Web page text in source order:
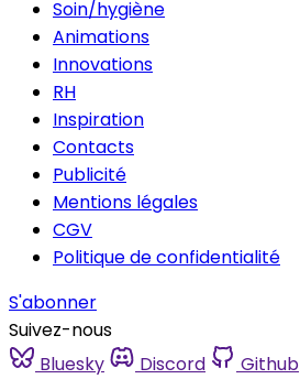
Soin/hygiène
Animations
Innovations
RH
Inspiration
Contacts
Publicité
Mentions légales
CGV
Politique de confidentialité
S'abonner
Suivez-nous
Bluesky
Discord Github